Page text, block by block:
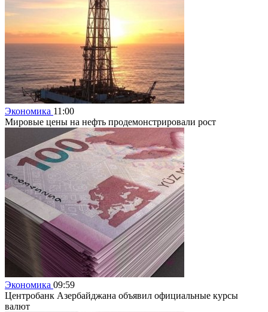
Экономика 11:00
Мировые цены на нефть продемонстрировали рост
Экономика 09:59
Центробанк Азербайджана объявил официальные курсы
валют